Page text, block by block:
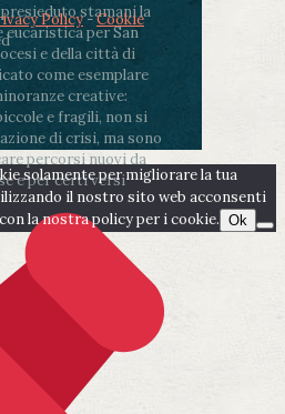
stamani la
eucaristica per San
e della città di
come esemplare
creative:
e fragili, non si
di crisi, ma sono
percorsi nuovi da
e per certi versi
Policy-Cookie
solamente per migliorare la tua
il nostro sito web acconsenti
la nostra policy per i cookie. Ok